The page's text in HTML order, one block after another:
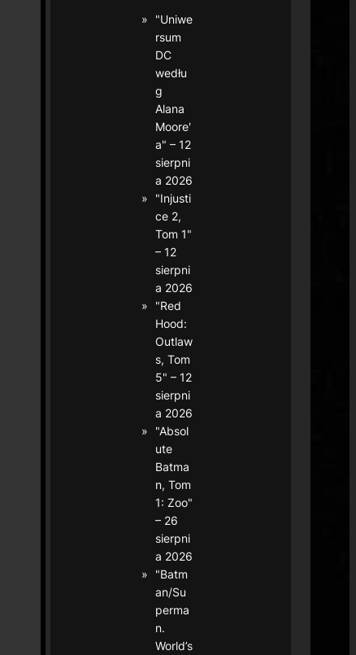
"Uniwe
rsum
DC
wedłu
g
Alana
Moore'
a" – 12
sierpni
a 2026
"Injusti
ce 2,
Tom 1"
– 12
sierpni
a 2026
"Red
Hood:
Outlaw
s, Tom
5" – 12
sierpni
a 2026
"Absol
ute
Batma
n, Tom
1: Zoo"
– 26
sierpni
a 2026
"Batm
an/Su
perma
n.
World’s